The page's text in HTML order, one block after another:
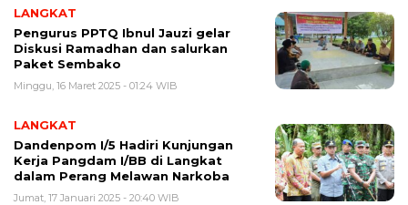
LANGKAT
Pengurus PPTQ Ibnul Jauzi gelar
Diskusi Ramadhan dan salurkan
Paket Sembako
Minggu, 16 Maret 2025 - 01:24 WIB
LANGKAT
Dandenpom I/5 Hadiri Kunjungan
Kerja Pangdam I/BB di Langkat
dalam Perang Melawan Narkoba
Jumat, 17 Januari 2025 - 20:40 WIB